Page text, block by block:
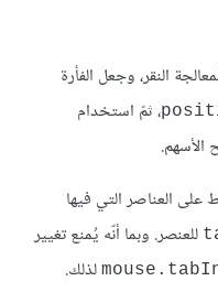
النقر، وجعل الفأرة
، ثمّ استخدام
الأسهم.
على العناصر التي فيها
للعنصر. وبما أنّه يُمنع تغيير
لذلك.